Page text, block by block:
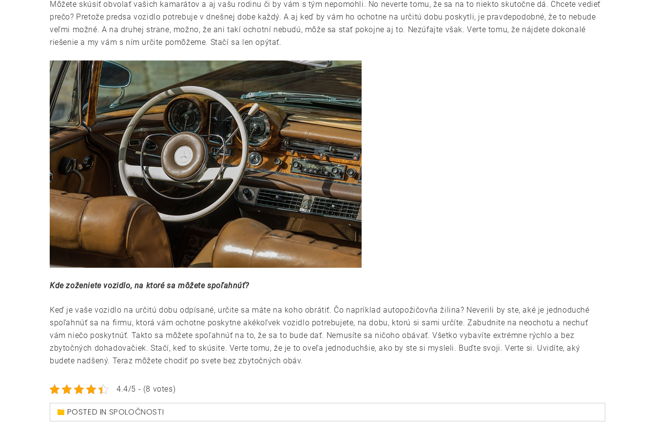
Môžete skúsiť obvolať vašich kamarátov a aj vašu rodinu či by vám s tým nepomohli. No neverte tomu, že sa na to niekto skutočne dá. Chcete vedieť
prečo? Pretože predsa vozidlo potrebuje v dnešnej dobe každý. A aj keď by vám ho ochotne na určitú dobu poskytli, je pravdepodobné, že to nebude
veľmi možné. A na druhej strane, možno, že ani takí ochotní nebudú, môže sa stať pokojne aj to. Nezúfajte však. Verte tomu, že nájdete dokonalé
riešenie a my vám s ním určite pomôžeme. Stačí sa len opýtať.
Kde zoženiete vozidlo, na ktoré sa môžete spoľahnúť?
Keď je vaše vozidlo na určitú dobu odpísané, určite sa máte na koho obrátiť. Čo napríklad autopožičovňa žilina? Neverili by ste, aké je jednoduché
spoľahnúť sa na firmu, ktorá vám ochotne poskytne akékoľvek vozidlo potrebujete, na dobu, ktorú si sami určíte. Zabudnite na neochotu a nechuť
vám niečo poskytnúť. Takto sa môžete spoľahnúť na to, že sa to bude dať. Nemusíte sa ničoho obávať. Všetko vybavíte extrémne rýchlo a bez
zbytočných dohadovačiek. Stačí, keď to skúsite. Verte tomu, že je to oveľa jednoduchšie, ako by ste si mysleli. Buďte svoji. Verte si. Uvidíte, aký
budete nadšený. Teraz môžete chodiť po svete bez zbytočných obáv.
4.4/5 - (8 votes)
POSTED IN SPOLOČNOSTI